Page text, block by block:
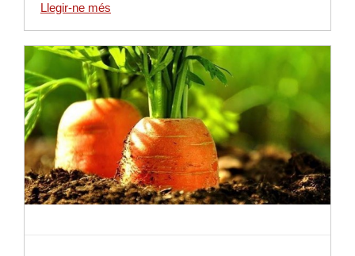
Llegir-ne més
Llegir-ne més